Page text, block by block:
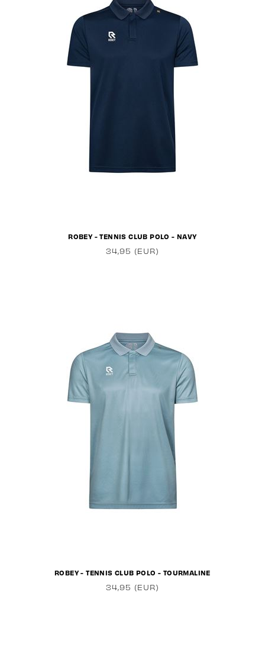
ROBEY - TENNIS CLUB POLO - NAVY
34,95 (EUR)
ROBEY - TENNIS CLUB POLO - TOURMALINE
34,95 (EUR)